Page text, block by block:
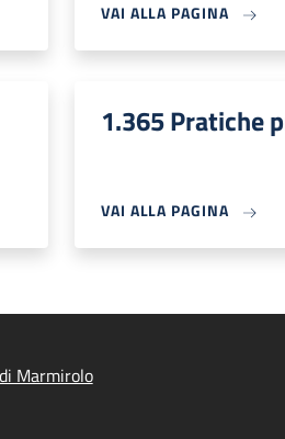
VAI ALLA PAGINA
1.365 Pratiche
VAI ALLA PAGINA
Marmirolo